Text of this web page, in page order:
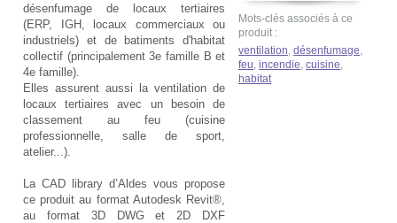
désenfumage de locaux tertiaires
(ERP, IGH, locaux commerciaux ou
industriels) et de batiments d'habitat
collectif (principalement 3e famille B et
4e famille).
Elles assurent aussi la ventilation de
locaux tertiaires avec un besoin de
classement au feu (cuisine
professionnelle, salle de sport,
atelier...).
La CAD library d’Aldes vous propose
ce produit au format Autodesk Revit®,
au format 3D DWG et 2D DXF
Mots-clés associés à ce
produit :
ventilation,désenfumage,
feu,incendie,cuisine,
habitat